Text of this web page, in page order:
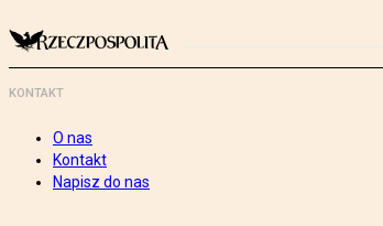
KONTAKT
O nas
Kontakt
Napisz do nas